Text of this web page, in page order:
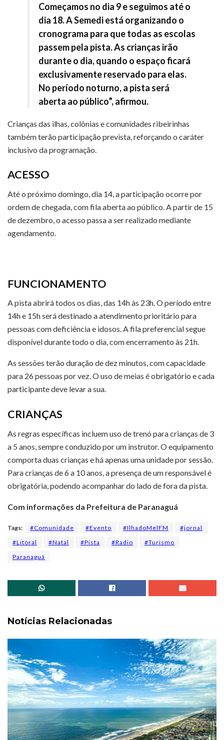
Começamos no dia 9 e seguimos até o
dia 18. A Semedi está organizando o
cronograma para que todas as escolas
passem pela pista. As crianças irão
durante o dia, quando o espaço ficará
exclusivamente reservado para elas.
No período noturno, a pista será
aberta ao público”, afirmou.
Crianças das ilhas, colônias e comunidades ribeirinhas
também terão participação prevista, reforçando o caráter
inclusivo da programação.
ACESSO
Até o próximo domingo, dia 14, a participação ocorre por
ordem de chegada, com fila aberta ao público. A partir de 15
de dezembro, o acesso passa a ser realizado mediante
agendamento.
FUNCIONAMENTO
A pista abrirá todos os dias, das 14h às 23h. O período entre
14h e 15h será destinado a atendimento prioritário para
pessoas com deficiência e idosos. A fila preferencial segue
disponível durante todo o dia, com encerramento às 21h.
As sessões terão duração de dez minutos, com capacidade
para 26 pessoas por vez. O uso de meias é obrigatório e cada
participante deve levar a sua.
CRIANÇAS
As regras específicas incluem uso de trenó para crianças de 3
a 5 anos, sempre conduzido por um instrutor. O equipamento
comporta duas crianças e há apenas uma unidade por sessão.
Para crianças de 6 a 10 anos, a presença de um responsável é
obrigatória, podendo acompanhar do lado de fora da pista.
Com informações da Prefeitura de Paranaguá
Tags: #Comunidade #Evento #IlhadoMelFM
#jornal
#Litoral
#Natal #Pista #Radio
#Turismo
Paranaguá
Notícias Relacionadas